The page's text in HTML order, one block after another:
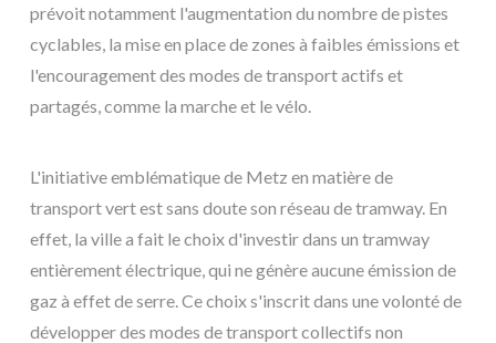
prévoit notamment l'augmentation du nombre de pistes
cyclables, la mise en place de zones à faibles émissions et
l'encouragement des modes de transport actifs et
partagés, comme la marche et le vélo.
L'initiative emblématique de Metz en matière de
transport vert est sans doute son réseau de tramway. En
effet, la ville a fait le choix d'investir dans un tramway
entièrement électrique, qui ne génère aucune émission de
gaz à effet de serre. Ce choix s'inscrit dans une volonté de
développer des modes de transport collectifs non